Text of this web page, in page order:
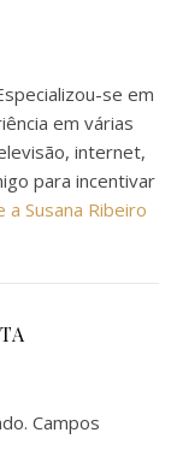
se em
em várias
internet,
para incentivar
a Susana Ribeiro
Campos